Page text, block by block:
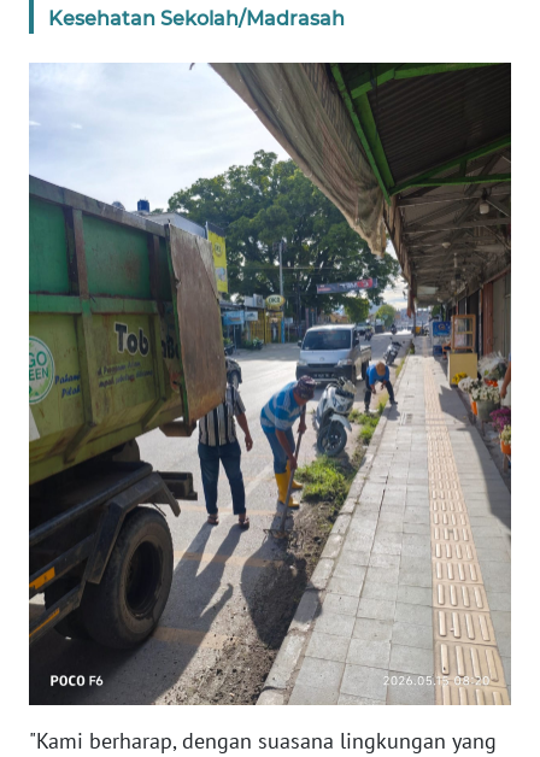
Kesehatan Sekolah/Madrasah
"Kami berharap, dengan suasana lingkungan yang
KALBAR
KALTENG
WN
KALTARA
WN
KALSEL
WN
KALTIM
WN
SULSEL
WN
GORONTALO
MALUKU